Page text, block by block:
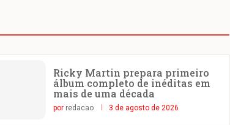
Ricky Martin prepara primeiro
álbum completo de inéditas em
mais de uma década
por redacao 3 de agosto de 2026